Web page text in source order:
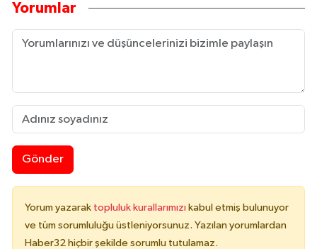
Yorumlar
Gönder
Yorum yazarak topluluk kurallarımızı kabul etmiş bulunuyor
ve tüm sorumluluğu üstleniyorsunuz. Yazılan yorumlardan
Haber32 hiçbir şekilde sorumlu tutulamaz.